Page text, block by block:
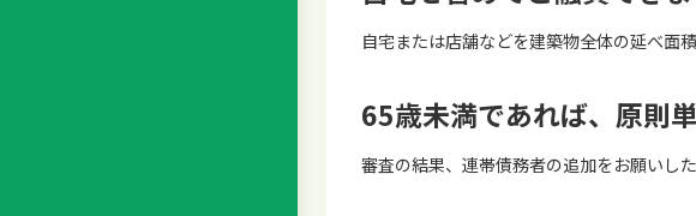
自宅または店舗などを建築物全体の延べ面
65歳未満であれば、原則
審査の結果、連帯債務者の追加をお願いし